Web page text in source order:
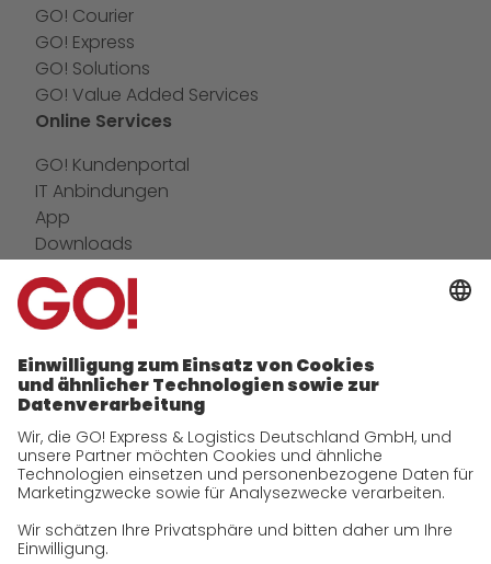
GO! Courier
GO! Express
GO! Solutions
GO! Value Added Services
Online Services
GO! Kundenportal
IT Anbindungen
App
Downloads
Kontakt
Unternehmen
zukunftssichere Arbeitskultur bei GO!
Daten & Fakten
Historie
CSR
Qualität
Zertifizierungen
Referenzen
Auszeichnungen